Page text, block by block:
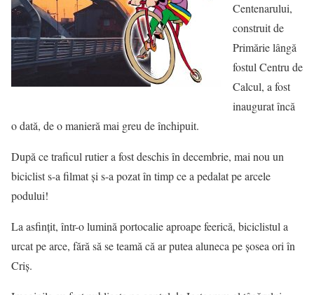
Centenarului,
construit de
Primărie lângă
fostul Centru de
Calcul, a fost
inaugurat încă
o dată, de o manieră mai greu de închipuit.
După ce traficul rutier a fost deschis în decembrie, mai nou un
biciclist s-a filmat şi s-a pozat în timp ce a pedalat pe arcele
podului!
La asfinţit, într-o lumină portocalie aproape feerică, biciclistul a
urcat pe arce, fără să se teamă că ar putea aluneca pe şosea ori în
Criş.